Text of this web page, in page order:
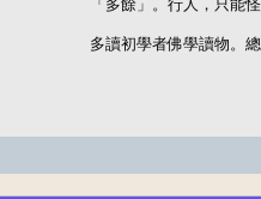
「多餘」。行人，只能
多讀初學者佛學讀物。